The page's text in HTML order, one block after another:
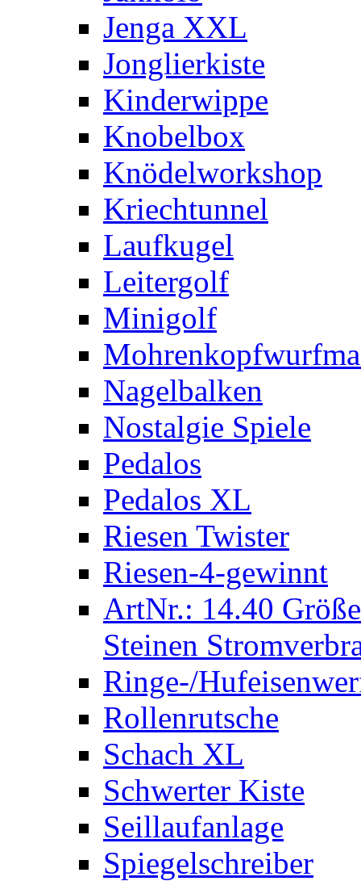
Jenga XXL
Jonglierkiste
Kinderwippe
Knobelbox
Knödelworkshop
Kriechtunnel
Laufkugel
Leitergolf
Minigolf
Nagelbalken
Nostalgie Spiele
Pedalos
Pedalos XL
Riesen Twister
Riesen-4-gewinnt
ArtNr.: 14.40
Steinen
Ringe-/
Rollenrutsche
Schach XL
Schwerter Kiste
Seillaufanlage
Spiegelschreiber